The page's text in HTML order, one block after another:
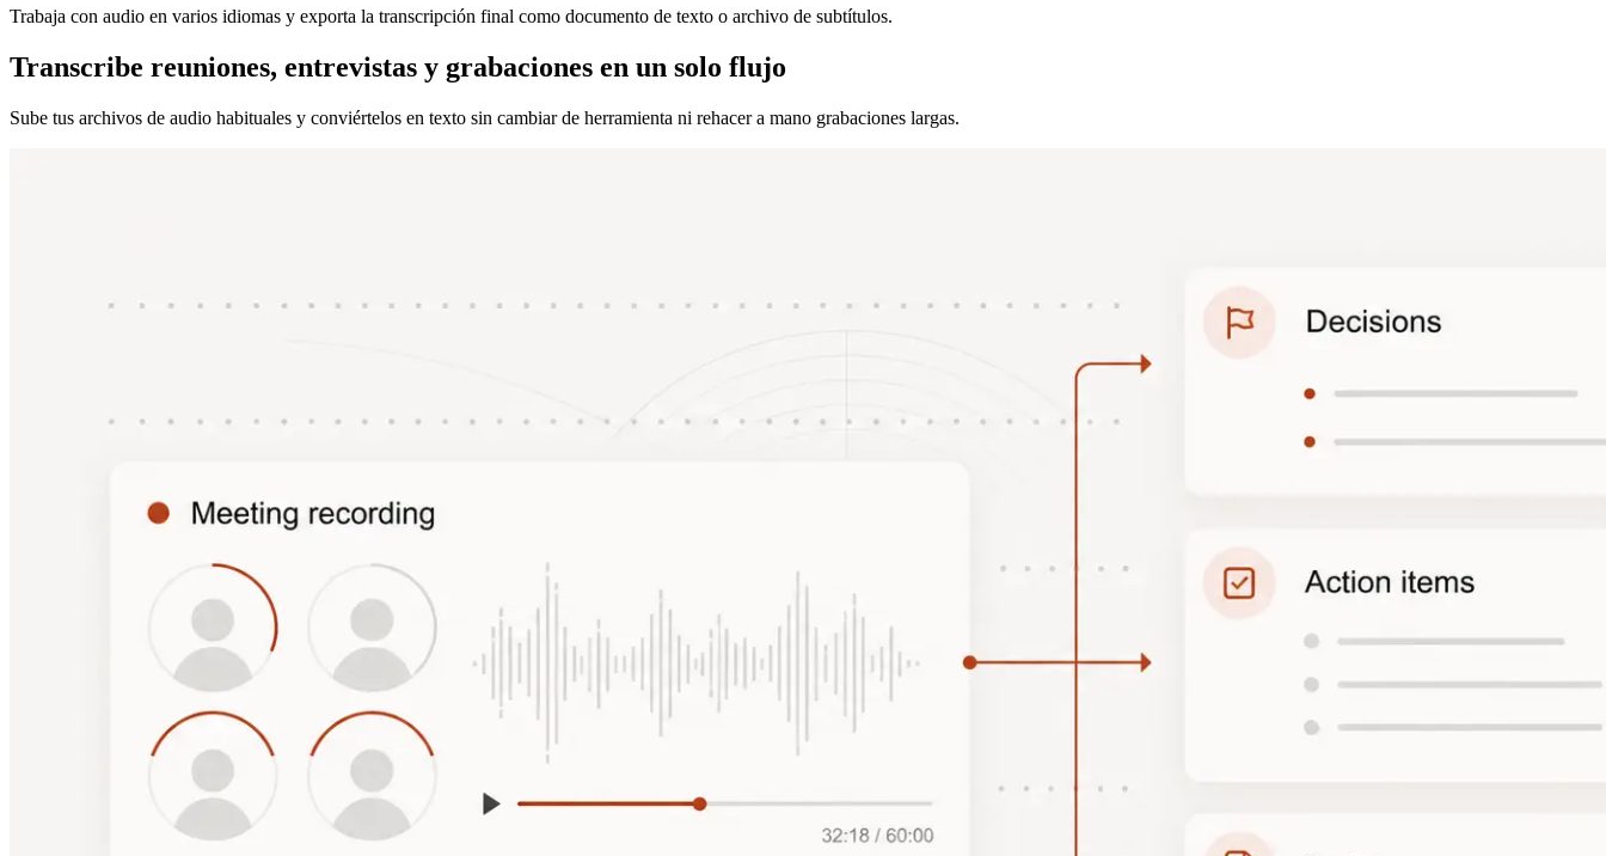
Trabaja con audio en varios idiomas y exporta la transcripción final como documento de texto o archivo de subtítulos.
Transcribe reuniones, entrevistas y grabaciones en un solo flujo
Sube tus archivos de audio habituales y conviértelos en texto sin cambiar de herramienta ni rehacer a mano grabaciones largas.